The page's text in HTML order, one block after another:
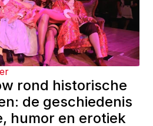
rond historische
de geschiedenis
humor en erotiek